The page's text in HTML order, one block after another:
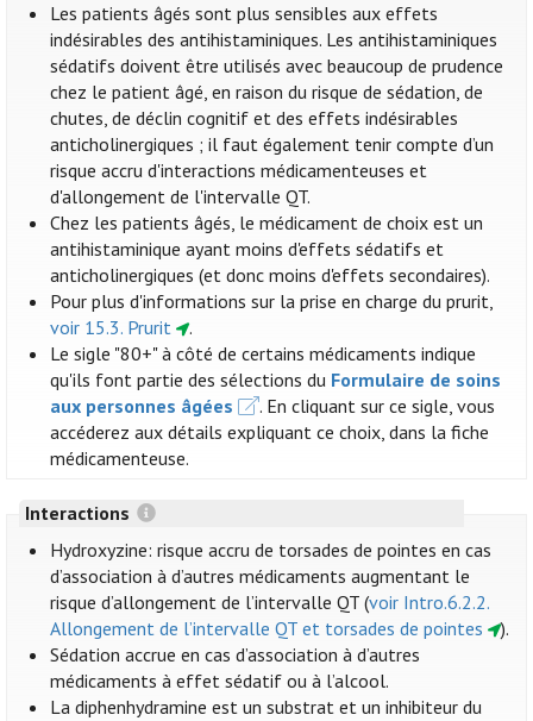
Les patients âgés sont plus sensibles aux effets
indésirables des antihistaminiques. Les antihistaminiques
sédatifs doivent être utilisés avec beaucoup de prudence
chez le patient âgé, en raison du risque de sédation, de
chutes, de déclin cognitif et des effets indésirables
anticholinergiques ; il faut également tenir compte d’un
risque accru d'interactions médicamenteuses et
d'allongement de l'intervalle QT.
Chez les patients âgés, le médicament de choix est un
antihistaminique ayant moins d'effets sédatifs et
anticholinergiques (et donc moins d'effets secondaires).
Pour plus d'informations sur la prise en charge du prurit,
voir 15.3. Prurit
.
Le sigle "80+" à côté de certains médicaments indique
qu'ils font partie des sélections du Formulaire de soins
aux personnes âgées
. En cliquant sur ce sigle, vous
accéderez aux détails expliquant ce choix, dans la fiche
médicamenteuse.
Interactions
Hydroxyzine: risque accru de torsades de pointes en cas
d’association à d’autres médicaments augmentant le
risque d’allongement de l’intervalle QT (voir Intro.6.2.2.
Allongement de l’intervalle QT et torsades de pointes
).
Sédation accrue en cas d’association à d’autres
médicaments à effet sédatif ou à l’alcool.
La diphenhydramine est un substrat et un inhibiteur du